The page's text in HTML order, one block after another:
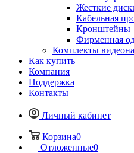
Жесткие
Кабельная
Кронштейны
Фирменная
Комплекты
Как купить
Компания
Поддержка
Контакты
Личный кабинет
Корзина0
Отложенные0